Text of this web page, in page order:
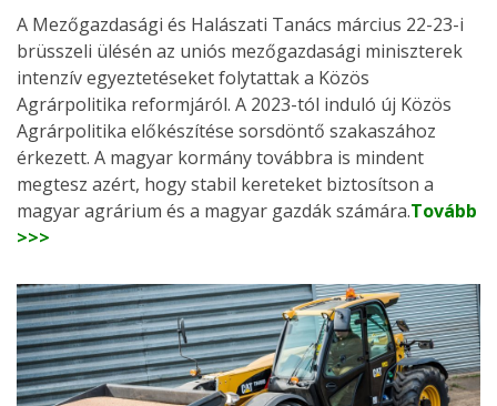
A Mezőgazdasági és Halászati Tanács március 22-23-i
brüsszeli ülésén az uniós mezőgazdasági miniszterek
intenzív egyeztetéseket folytattak a Közös
Agrárpolitika reformjáról. A 2023-tól induló új Közös
Agrárpolitika előkészítése sorsdöntő szakaszához
érkezett. A magyar kormány továbbra is mindent
megtesz azért, hogy stabil kereteket biztosítson a
magyar agrárium és a magyar gazdák számára.Tovább
>>>